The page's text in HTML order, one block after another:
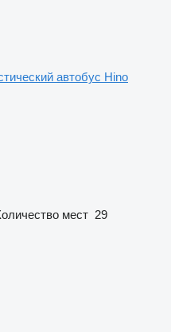
автобус Hino
мест 29